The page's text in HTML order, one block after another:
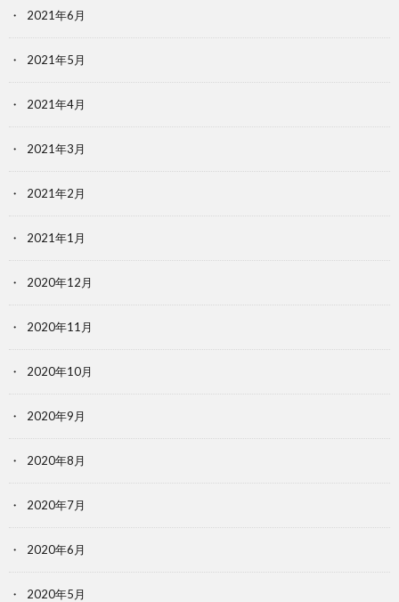
2021年6月
2021年5月
2021年4月
2021年3月
2021年2月
2021年1月
2020年12月
2020年11月
2020年10月
2020年9月
2020年8月
2020年7月
2020年6月
2020年5月